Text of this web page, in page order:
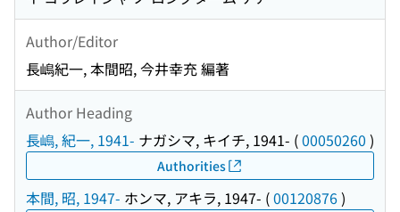
Author/Editor
長嶋紀一, 本間昭, 今井幸充 編著
Author Heading
長嶋, 紀一, 1941- ナガシマ, キイチ, 1941- (00050260 )
Authorities
本間, 昭, 1947- ホンマ, アキラ, 1947- (00120876)